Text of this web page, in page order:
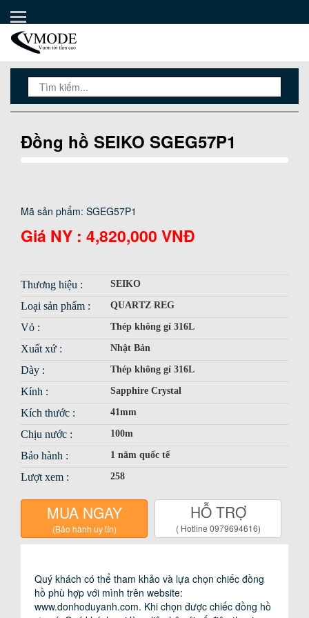
Thiết kế website bán hàng
PHẦN MỀM AUTO POST
KHO GIAO DIỆN
HƯỚNG DẪN
THÀNH VIÊN VIP
LẬP TRÌNH
Đồng hồ SEIKO SGEG57P1
Mã sản phẩm: SGEG57P1
Giá NY : 4,820,000 VNĐ
Thương hiệu : SEIKO
Loại sản phẩm : QUARTZ REG
Vỏ : Thép không gỉ 316L
Xuất xứ : Nhật Bản
Dày : Thép không gỉ 316L
Kính : Sapphire Crystal
Kích thước : 41mm
Chịu nước : 100m
Bảo hành : 1 năm quốc tế
Lượt xem : 258
MUA NGAY
(Bảo hành uy tín)
HỖ TRỢ
( Hotline 0979694616)
Đồng hồ dùng năng lượng thạch anh, hàng ngày sau
khi không đeo, tránh để gần các vật dụng có từ trường
Chính sách bảo hành
ANH WATCH
Với dịch vụ bảo hành và sửa chữa đồng hồ của Duy
Hướng dẫn mua hàng
Quý khách có thể tham khảo và lựa chọn chiếc đồng
hồ phù hợp với mình trên website:
www.donhoduyanh.com. Khi chọn được chiếc đồng hồ
Hệ thống cửa hàng Video